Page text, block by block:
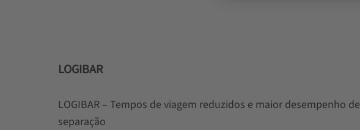
LOGIBAR
LOGIBAR – Tempos de viagem reduzidos e maior desempenho de
separação